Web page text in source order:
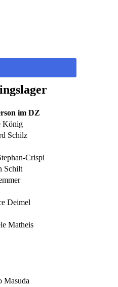
im DZ
König
Schilz
Crispi
Schilt
Deimel
Matheis
Masuda